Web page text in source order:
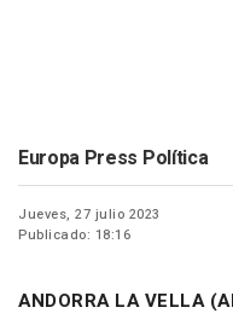
Europa Press Política
Jueves, 27 julio 2023
Publicado: 18:16
ANDORRA LA VELLA